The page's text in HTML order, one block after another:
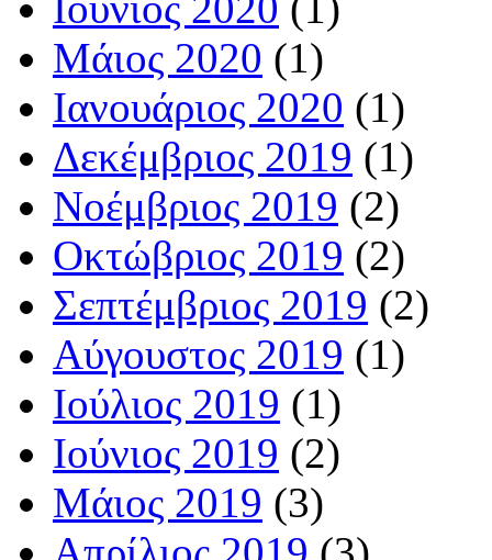
Μάιος 2020 (1)
Ιανουάριος 2020 (1)
Δεκέμβριος 2019 (1)
Νοέμβριος 2019 (2)
Οκτώβριος 2019 (2)
Σεπτέμβριος 2019 (2)
Αύγουστος 2019 (1)
Ιούλιος 2019 (1)
Ιούνιος 2019 (2)
Μάιος 2019 (3)